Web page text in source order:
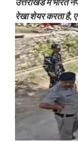
रेखा शेयर करता है,